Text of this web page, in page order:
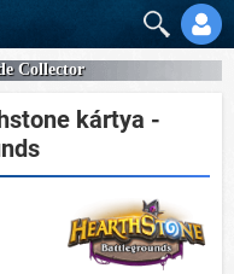
Collector
kártya -